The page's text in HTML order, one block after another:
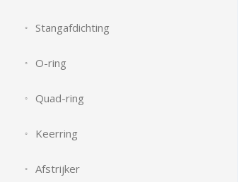
Stangafdichting
O-ring
Quad-ring
Keerring
Afstrijker